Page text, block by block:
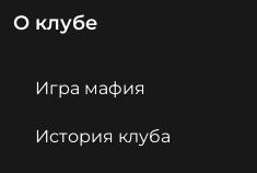
О клубе
Игра мафия
История клуба